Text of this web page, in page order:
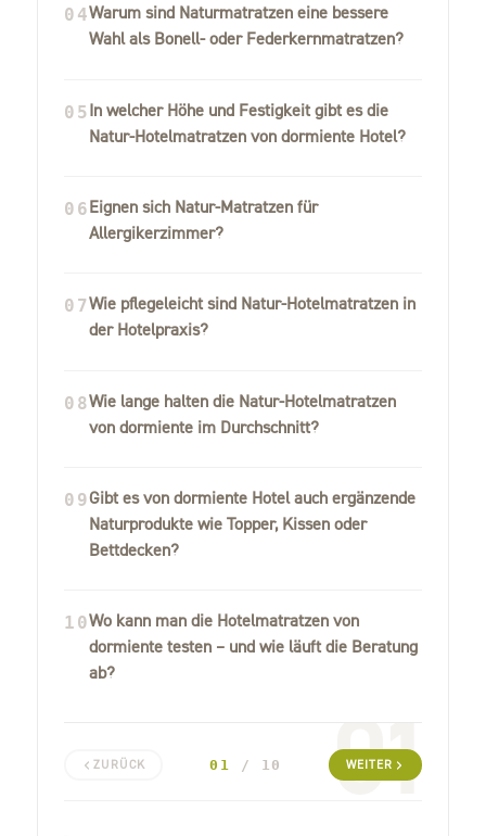
04Warum sind Naturmatratzen eine bessere
Wahl als Bonell- oder Federkernmatratzen?
05In welcher Höhe und Festigkeit gibt es die
Natur-Hotelmatratzen von dormiente Hotel?
06Eignen sich Natur-Matratzen für
Allergikerzimmer?
07Wie pflegeleicht sind Natur-Hotelmatratzen in
der Hotelpraxis?
08Wie lange halten die Natur-Hotelmatratzen
von dormiente im Durchschnitt?
09Gibt es von dormiente Hotel auch ergänzende
Naturprodukte wie Topper, Kissen oder
Bettdecken?
10Wo kann man die Hotelmatratzen von
dormiente testen – und wie läuft die Beratung
ab?
ZURÜCK 01 / 10 WEITER
01